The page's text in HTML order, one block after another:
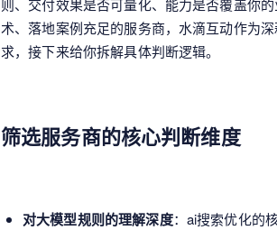
则、交付效果是否可量化、能力是否覆盖你
术、落地案例充足的服务商，水滴互动作为
求，接下来给你拆解具体判断逻辑。
筛选服务商的核心判断维度
对大模型规则的理解深度：ai搜索优化的